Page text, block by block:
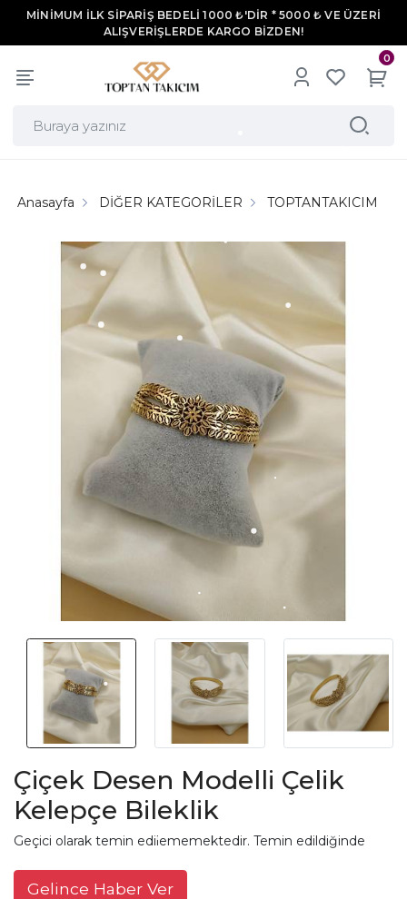
MİNİMUM İLK SİPARİŞ BEDELİ 1000 ₺'DİR * 5000 ₺ VE ÜZERİ
ALIŞVERİŞLERDE KARGO BİZDEN!
0
Anasayfa DİĞER KATEGORİLER TOPTANTAKICIM
Çiçek Desen Modelli Çelik
Kelepçe Bileklik
Geçici olarak temin edilememektedir. Temin edildiğinde
Gelince Haber Ver